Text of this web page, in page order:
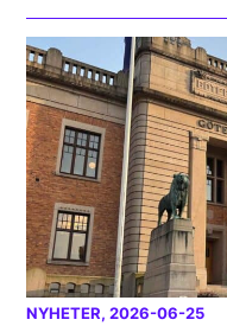
NYHETER, 2026-06-25